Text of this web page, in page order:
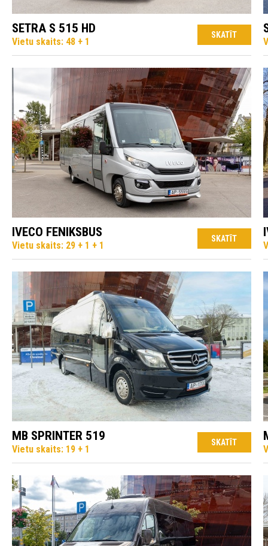
SETRA S 515 HD
Vietu skaits: 48 + 1
SKATĪT
IVECO FENIKSBUS
Vietu skaits: 29 + 1 + 1
SKATĪT
MB SPRINTER 519
Vietu skaits: 19 + 1
SKATĪT